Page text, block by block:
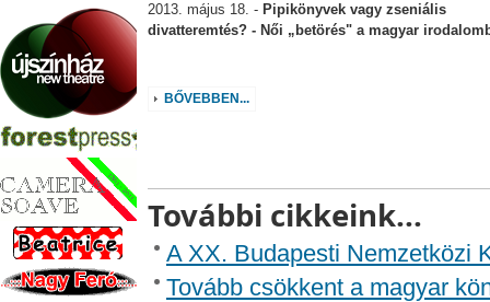
2013. május 18. - Pipikönyvek vagy zseniális
divatteremtés? - Női „betörés" a magyar
BŐVEBBEN...
További cikkeink...
A XX. Budapesti Nemzetközi
Tovább csökkent a magyar